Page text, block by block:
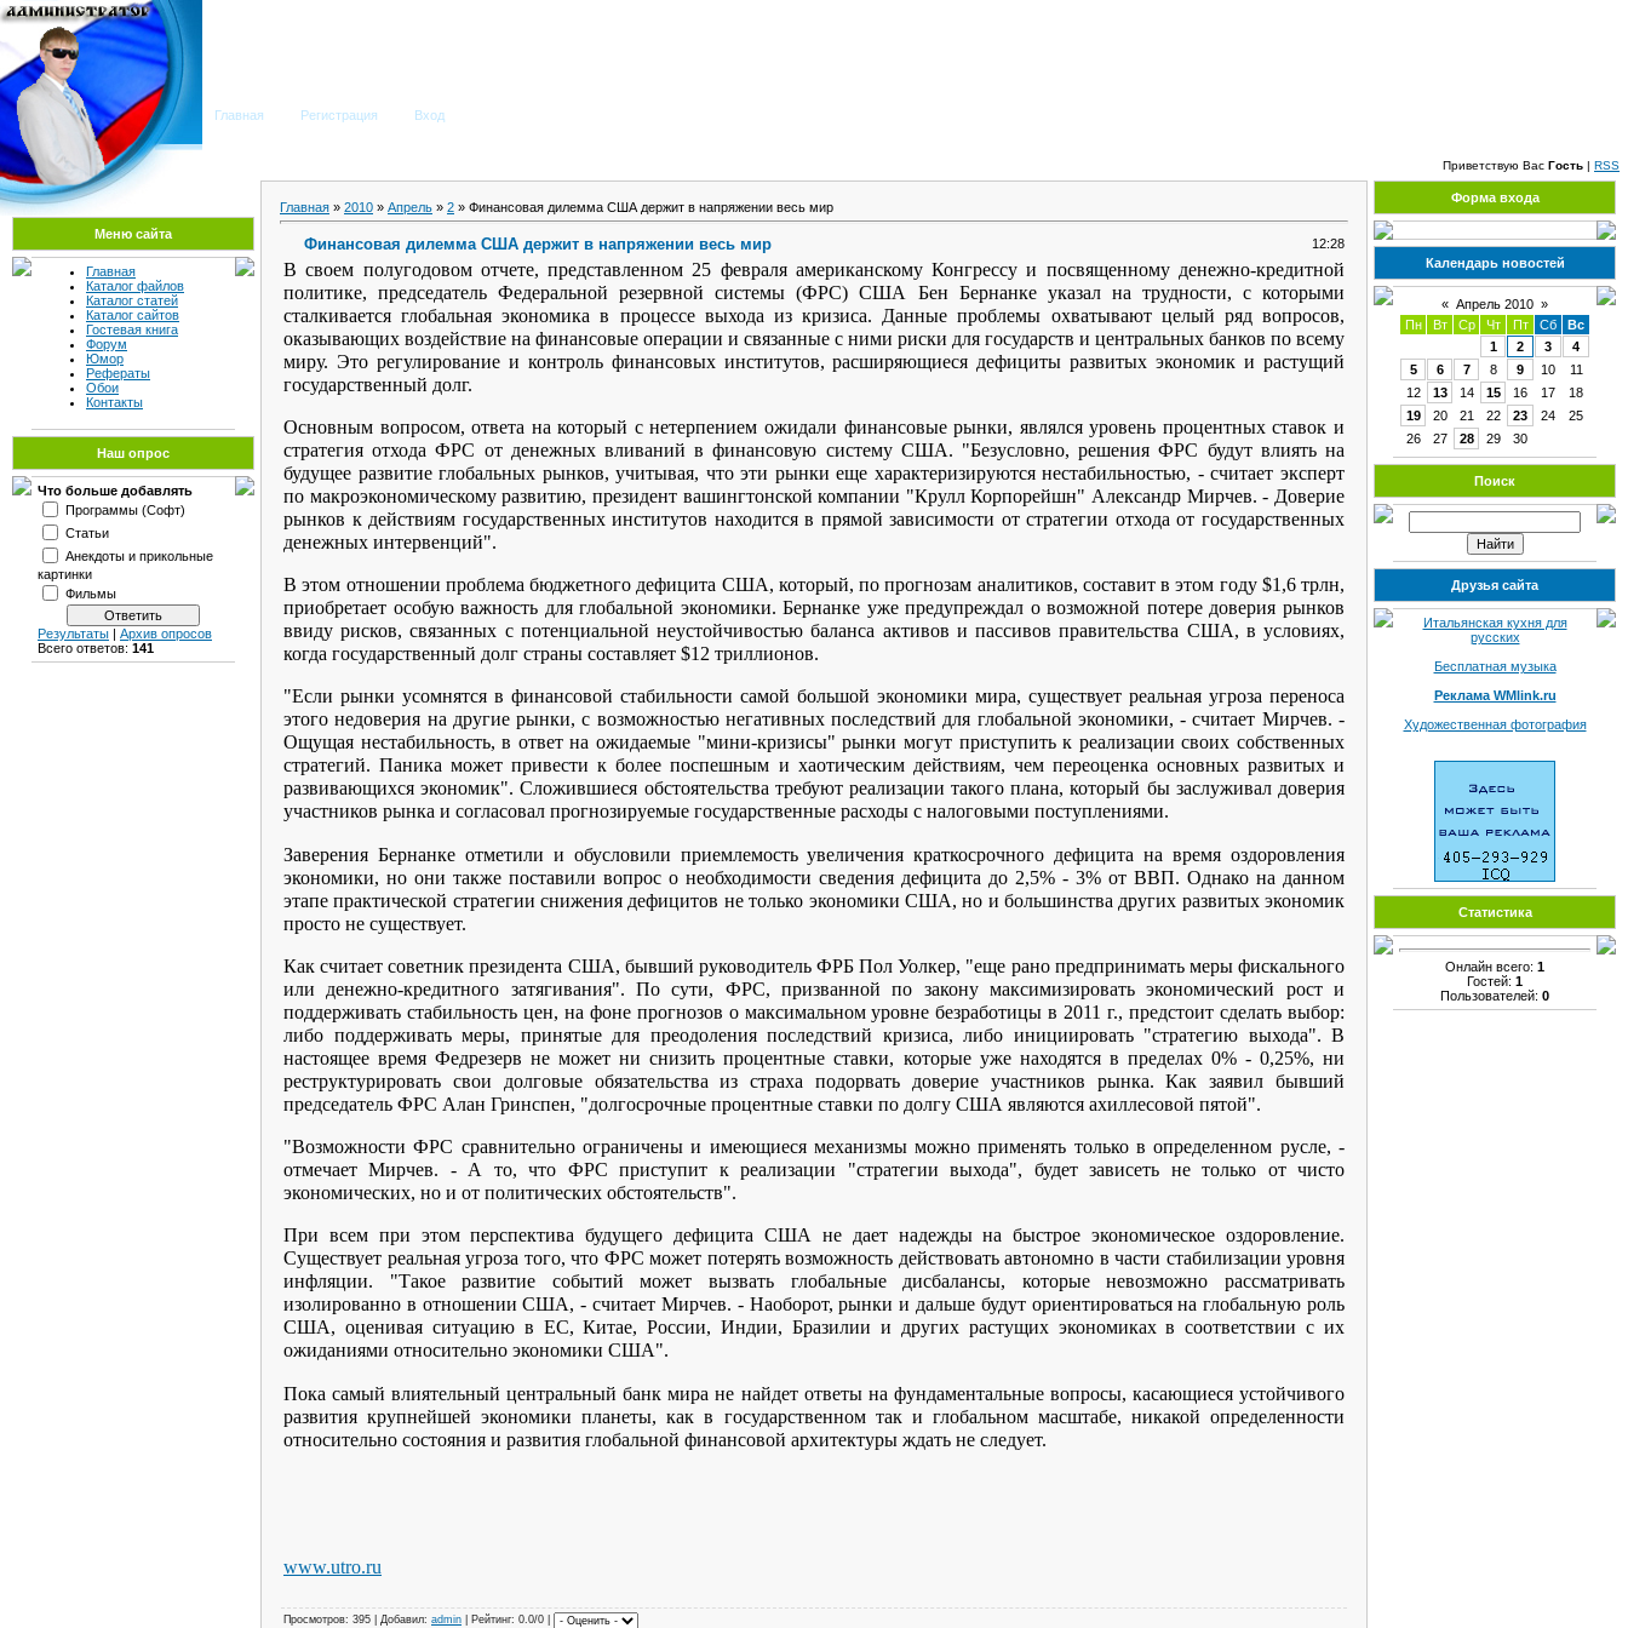
Главная Регистрация Вход
Приветствую Вас Гость | RSS
Меню сайта
Главная
Каталог файлов
Каталог статей
Каталог сайтов
Гостевая книга
Форум
Юмор
Рефераты
Обои
Контакты
Наш опрос
Что больше добавлять
Программы (Софт)
Статьи
Анекдоты и прикольные
картинки
Фильмы
Результаты | Архив опросов
Всего ответов: 141
Главная » 2010 » Апрель » 2 » Финансовая дилемма США держит в напряжении весь мир
Финансовая дилемма США держит в напряжении весь мир 12:28
В своем полугодовом отчете, представленном 25 февраля американскому Конгрессу и посвященному денежно-кредитной
политике, председатель Федеральной резервной системы (ФРС) США Бен Бернанке указал на трудности, с которыми
сталкивается глобальная экономика в процессе выхода из кризиса. Данные проблемы охватывают целый ряд вопросов,
оказывающих воздействие на финансовые операции и связанные с ними риски для государств и центральных банков по всему
миру. Это регулирование и контроль финансовых институтов, расширяющиеся дефициты развитых экономик и растущий
государственный долг.
Основным вопросом, ответа на который с нетерпением ожидали финансовые рынки, являлся уровень процентных ставок и
стратегия отхода ФРС от денежных вливаний в финансовую систему США. "Безусловно, решения ФРС будут влиять на
будущее развитие глобальных рынков, учитывая, что эти рынки еще характеризируются нестабильностью, - считает эксперт
по макроэкономическому развитию, президент вашингтонской компании "Крулл Корпорейшн" Александр Мирчев. - Доверие
рынков к действиям государственных институтов находится в прямой зависимости от стратегии отхода от государственных
денежных интервенций".
В этом отношении проблема бюджетного дефицита США, который, по прогнозам аналитиков, составит в этом году $1,6 трлн,
приобретает особую важность для глобальной экономики. Бернанке уже предупреждал о возможной потере доверия рынков
ввиду рисков, связанных с потенциальной неустойчивостью баланса активов и пассивов правительства США, в условиях,
когда государственный долг страны составляет $12 триллионов.
"Если рынки усомнятся в финансовой стабильности самой большой экономики мира, существует реальная угроза переноса
этого недоверия на другие рынки, с возможностью негативных последствий для глобальной экономики, - считает Мирчев. -
Ощущая нестабильность, в ответ на ожидаемые "мини-кризисы" рынки могут приступить к реализации своих собственных
стратегий. Паника может привести к более поспешным и хаотическим действиям, чем переоценка основных развитых и
развивающихся экономик". Сложившиеся обстоятельства требуют реализации такого плана, который бы заслуживал доверия
участников рынка и согласовал прогнозируемые государственные расходы с налоговыми поступлениями.
Заверения Бернанке отметили и обусловили приемлемость увеличения краткосрочного дефицита на время оздоровления
экономики, но они также поставили вопрос о необходимости сведения дефицита до 2,5% - 3% от ВВП. Однако на данном
этапе практической стратегии снижения дефицитов не только экономики США, но и большинства других развитых экономик
просто не существует.
Как считает советник президента США, бывший руководитель ФРБ Пол Уолкер, "еще рано предпринимать меры фискального
или денежно-кредитного затягивания". По сути, ФРС, призванной по закону максимизировать экономический рост и
поддерживать стабильность цен, на фоне прогнозов о максимальном уровне безработицы в 2011 г., предстоит сделать выбор:
либо поддерживать меры, принятые для преодоления последствий кризиса, либо инициировать "стратегию выхода". В
настоящее время Федрезерв не может ни снизить процентные ставки, которые уже находятся в пределах 0% - 0,25%, ни
реструктурировать свои долговые обязательства из страха подорвать доверие участников рынка. Как заявил бывший
председатель ФРС Алан Гринспен, "долгосрочные процентные ставки по долгу США являются ахиллесовой пятой".
"Возможности ФРС сравнительно ограничены и имеющиеся механизмы можно применять только в определенном русле, -
отмечает Мирчев. - А то, что ФРС приступит к реализации "стратегии выхода", будет зависеть не только от чисто
экономических, но и от политических обстоятельств".
При всем при этом перспектива будущего дефицита США не дает надежды на быстрое экономическое оздоровление.
Существует реальная угроза того, что ФРС может потерять возможность действовать автономно в части стабилизации уровня
инфляции. "Такое развитие событий может вызвать глобальные дисбалансы, которые невозможно рассматривать
изолированно в отношении США, - считает Мирчев. - Наоборот, рынки и дальше будут ориентироваться на глобальную роль
США, оценивая ситуацию в ЕС, Китае, России, Индии, Бразилии и других растущих экономиках в соответствии с их
ожиданиями относительно экономики США".
Пока самый влиятельный центральный банк мира не найдет ответы на фундаментальные вопросы, касающиеся устойчивого
развития крупнейшей экономики планеты, как в государственном так и глобальном масштабе, никакой определенности
относительно состояния и развития глобальной финансовой архитектуры ждать не следует.
www.utro.ru
Просмотров: 395 | Добавил: admin | Рейтинг: 0.0/0 |
Форма входа
Календарь новостей
« Апрель 2010 »
Пн
Вт Ср Чт Пт Сб
Вс
1
2 3
4
5
6 7 8 9 10
11
12
13 14 15 16 17
18
19
20 21 22 23 24
25
26
27 28 29 30
Поиск
Друзья сайта
Итальянская кухня для
русских
Бесплатная музыка
Реклама WMlink.ru
Художественная фотография
Статистика
Онлайн всего: 1
Гостей: 1
Пользователей: 0